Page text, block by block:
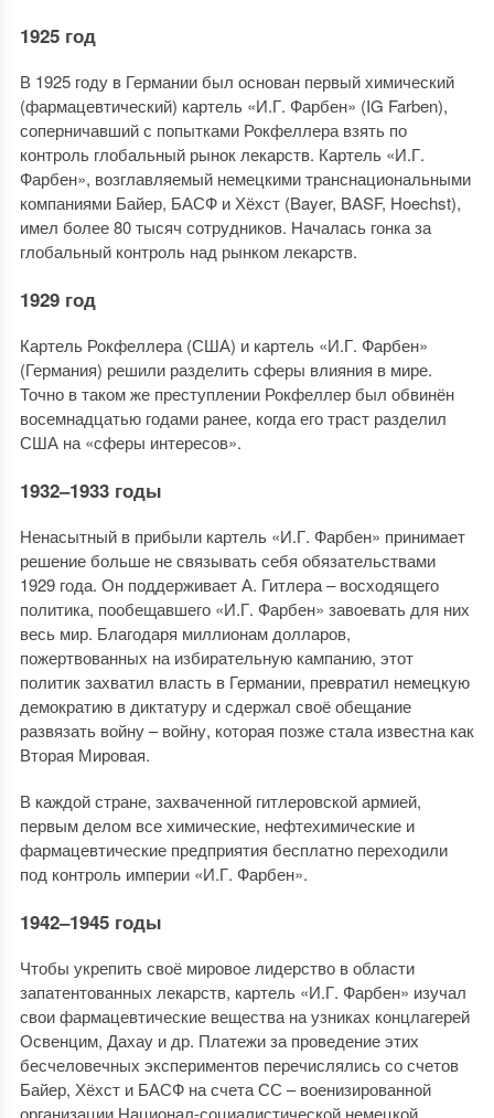
1925 год
В 1925 году в Германии был основан первый химический
(фармацевтический) картель «И.Г. Фарбен» (IG Farben),
соперничавший с попытками Рокфеллера взять по
контроль глобальный рынок лекарств. Картель «И.Г.
Фарбен», возглавляемый немецкими транснациональными
компаниями Байер, БАСФ и Хёхст (Bayer, BASF, Hoechst),
имел более 80 тысяч сотрудников. Началась гонка за
глобальный контроль над рынком лекарств.
1929 год
Картель Рокфеллера (США) и картель «И.Г. Фарбен»
(Германия) решили разделить сферы влияния в мире.
Точно в таком же преступлении Рокфеллер был обвинён
восемнадцатью годами ранее, когда его траст разделил
США на «сферы интересов».
1932–1933 годы
Ненасытный в прибыли картель «И.Г. Фарбен» принимает
решение больше не связывать себя обязательствами
1929 года. Он поддерживает А. Гитлера – восходящего
политика, пообещавшего «И.Г. Фарбен» завоевать для них
весь мир. Благодаря миллионам долларов,
пожертвованных на избирательную кампанию, этот
политик захватил власть в Германии, превратил немецкую
демократию в диктатуру и сдержал своё обещание
развязать войну – войну, которая позже стала известна как
Вторая Мировая.
В каждой стране, захваченной гитлеровской армией,
первым делом все химические, нефтехимические и
фармацевтические предприятия бесплатно переходили
под контроль империи «И.Г. Фарбен».
1942–1945 годы
Чтобы укрепить своё мировое лидерство в области
запатентованных лекарств, картель «И.Г. Фарбен» изучал
свои фармацевтические вещества на узниках концлагерей
Освенцим, Дахау и др. Платежи за проведение этих
бесчеловечных экспериментов перечислялись со счетов
Байер, Хёхст и БАСФ на счета СС – военизированной
организации Национал-социалистической немецкой